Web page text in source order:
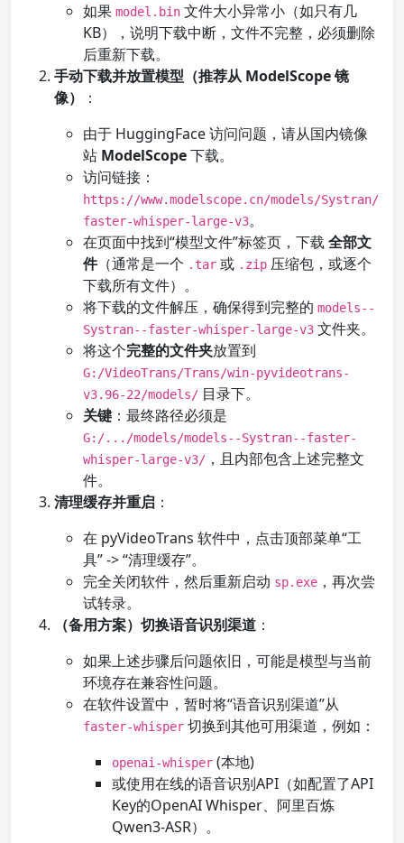
如果 model.bin 文件大小异常小（如只有几
KB），说明下载中断，文件不完整，必须删除
后重新下载。
手动下载并放置模型（推荐从 ModelScope 镜
像）
：
由于 HuggingFace 访问问题，请从国内镜像
站 ModelScope下载。
访问链接：
https://www.modelscope.cn/models/Systran/
faster-whisper-large-v3。
在页面中找到“模型文件”标签页，下载 全部文
件（通常是一个 .tar 或 .zip 压缩包，或逐个
下载所有文件）。
将下载的文件解压，确保得到完整的 models--
Systran--faster-whisper-large-v3 文件夹。
将这个完整的文件夹放置到
G:/VideoTrans/Trans/win-pyvideotrans-
v3.96-22/models/ 目录下。
关键 ：最终路径必须是
G:/.../models/models--Systran--faster-
whisper-large-v3/ ，且内部包含上述完整文
件。
清理缓存并重启 ：
在 pyVideoTrans 软件中，点击顶部菜单“工
具” -> “清理缓存”。
完全关闭软件，然后重新启动 sp.exe ，再次尝
试转录。
（备用方案）切换语音识别渠道 ：
如果上述步骤后问题依旧，可能是模型与当前
环境存在兼容性问题。
在软件设置中，暂时将“语音识别渠道”从
faster-whisper 切换到其他可用渠道，例如：
openai-whisper (本地)
或使用在线的语音识别API（如配置了API
Key的OpenAI Whisper、阿里百炼
Qwen3-ASR）。